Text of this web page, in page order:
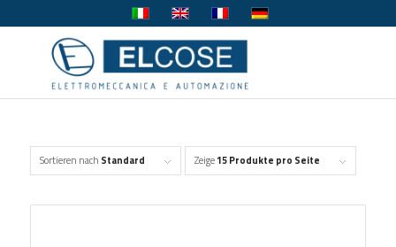
Sortieren nach Standard Zeige15 Produkte pro Seite